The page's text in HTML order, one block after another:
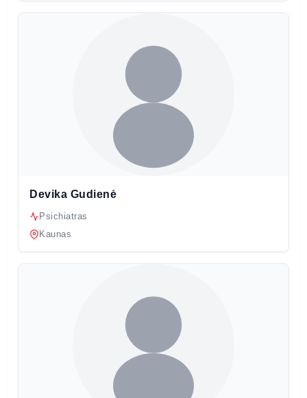
Devika Gudienė
Psichiatras
Kaunas